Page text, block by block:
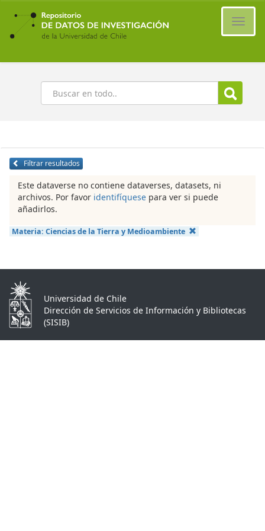
Ir
contenido
principal
Buscar
Filtrar resultados
Este dataverse no contiene dataverses, datasets, ni
archivos. Por favor identifíquese para ver si puede
añadirlos.
Materia: Ciencias de la Tierra y Medioambiente
Universidad de Chile
Dirección de Servicios de Información y Bibliotecas
(SISIB)